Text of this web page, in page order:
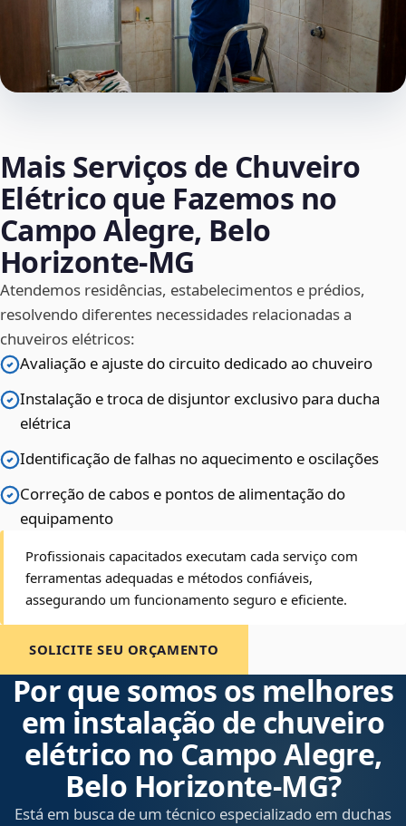
Mais Serviços de Chuveiro
Elétrico que Fazemos no
Campo Alegre, Belo
Horizonte‑MG
Atendemos residências, estabelecimentos e prédios,
resolvendo diferentes necessidades relacionadas a
chuveiros elétricos:
Avaliação e ajuste do circuito dedicado ao chuveiro
Instalação e troca de disjuntor exclusivo para ducha
elétrica
Identificação de falhas no aquecimento e oscilações
Correção de cabos e pontos de alimentação do
equipamento
Profissionais capacitados executam cada serviço com
ferramentas adequadas e métodos confiáveis,
assegurando um funcionamento seguro e eficiente.
SOLICITE SEU ORÇAMENTO
Por que somos os melhores
em instalação de chuveiro
elétrico no Campo Alegre,
Belo Horizonte‑MG?
Está em busca de um técnico especializado em duchas